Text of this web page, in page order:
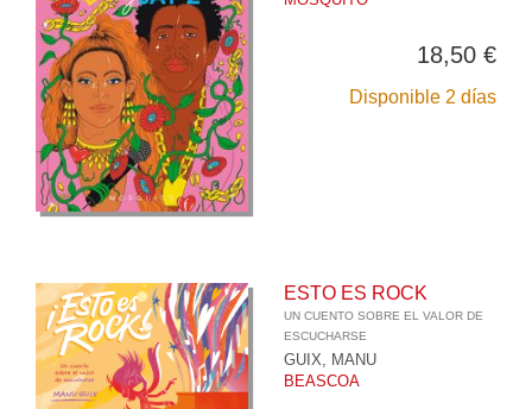
18,50 €
Disponible 2 días
ESTO ES ROCK
UN CUENTO SOBRE EL VALOR DE
ESCUCHARSE
GUIX, MANU
BEASCOA